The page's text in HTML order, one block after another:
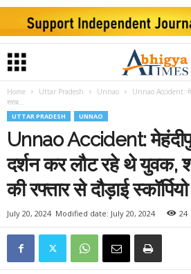
Home Uttar Pradesh Unnao
Unnao Accident:
शराब...
UTTAR PRADESH UNNAO
Unnao Accident:
दर्शन कर लौट रहे थे युवक,
की रफ्तार से दौड़ाई
July 20, 2024 Modified date: July 20, 2024 24